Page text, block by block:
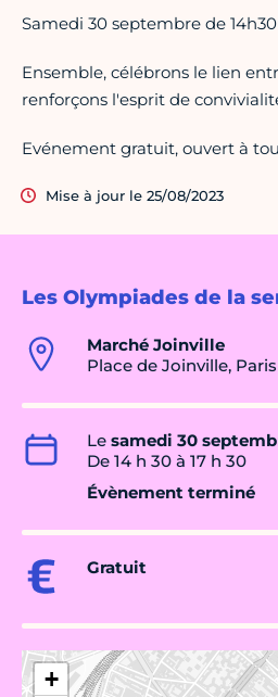
Les Olympiades de la
Marché Joinville
Place de Joinville, Paris
Le samedi 30
De 14 h 30 à 17 h 30
Évènement terminé
Gratuit
+
Samedi 30 septembre de 14h30
Ensemble, célébrons le lien
renforçons l'esprit de
Evénement gratuit, ouvert à
Mise à jour le 25/08/2023